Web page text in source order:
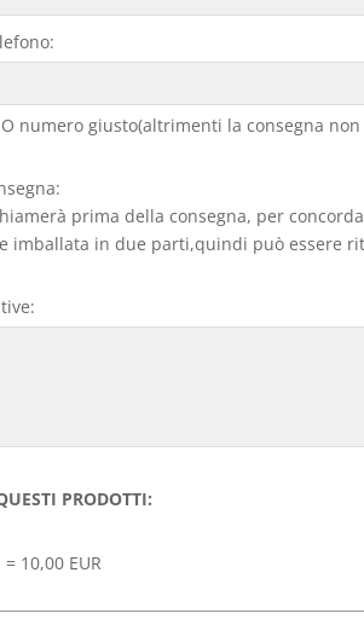
numero giusto(altrimenti la consegna
prima della consegna, per
imballata in due parti,quindi può essere
PRODOTTI:
10,00 EUR